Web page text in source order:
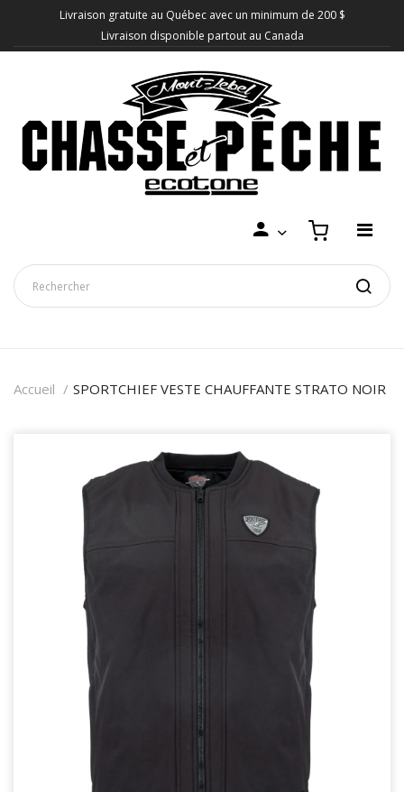
Livraison gratuite au Québec avec un minimum de 200 $
Livraison disponible partout au Canada
Accueil SPORTCHIEF VESTE CHAUFFANTE STRATO NOIR